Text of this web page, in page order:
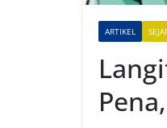
ARTIKEL